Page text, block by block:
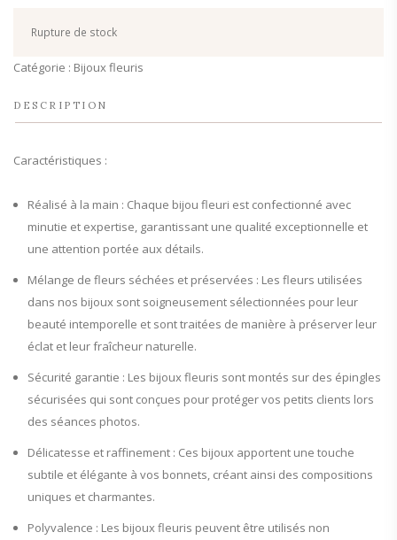
Rupture de stock
Catégorie : Bijoux fleuris
DESCRIPTION
Caractéristiques :
Réalisé à la main : Chaque bijou fleuri est confectionné avec
minutie et expertise, garantissant une qualité exceptionnelle et
une attention portée aux détails.
Mélange de fleurs séchées et préservées : Les fleurs utilisées
dans nos bijoux sont soigneusement sélectionnées pour leur
beauté intemporelle et sont traitées de manière à préserver leur
éclat et leur fraîcheur naturelle.
Sécurité garantie : Les bijoux fleuris sont montés sur des épingles
sécurisées qui sont conçues pour protéger vos petits clients lors
des séances photos.
Délicatesse et raffinement : Ces bijoux apportent une touche
subtile et élégante à vos bonnets, créant ainsi des compositions
uniques et charmantes.
Polyvalence : Les bijoux fleuris peuvent être utilisés non